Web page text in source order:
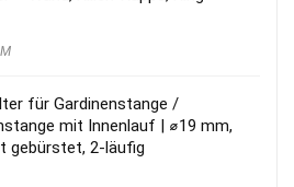
für Gardinenstange /
mit Innenlauf | ⌀19 mm,
gebürstet, 2-läufig